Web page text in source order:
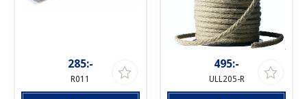
285:-
R011
495:-
ULL205-R